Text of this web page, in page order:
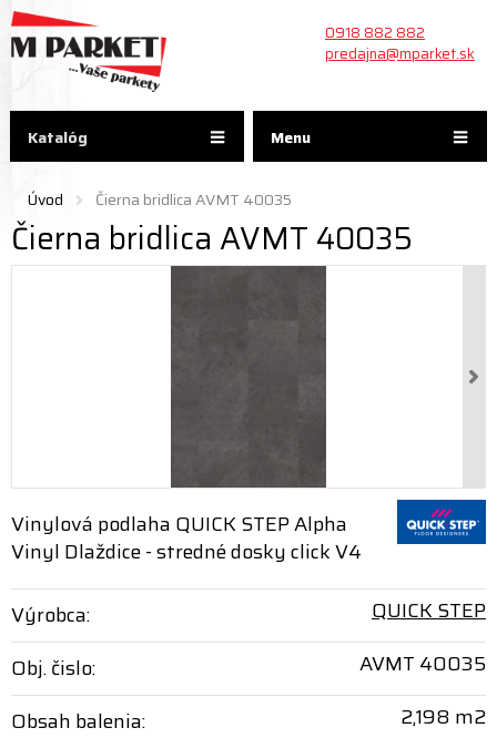
Menu
0918 882 882
predajna@mparket.sk
Úvod Čierna bridlica AVMT 40035
Čierna bridlica AVMT 40035
Vinylová podlaha QUICK STEP Alpha
Vinyl Dlaždice - stredné dosky click V4
Výrobca:
QUICK STEP
Obj. čislo:
AVMT 40035
Obsah balenia:
2,198 m2
Katalóg